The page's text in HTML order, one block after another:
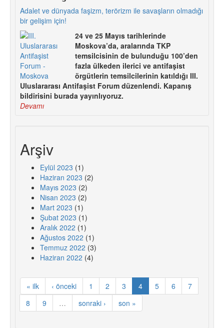
Adalet ve dünyada faşizm, terörizm ile savaşların olmadığı
bir gelişim için!
24 ve 25 Mayıs tarihlerinde
Moskova’da, aralarında TKP
temsilcisinin de bulunduğu 100’den
fazla ülkeden ilerici ve antifaşist
örgütlerin temsilcilerinin katıldığı III.
Uluslararası Antifaşist Forum düzenlendi. Kapanış
bildirisini burada yayınlıyoruz.
Devamı
Arşiv
Eylül 2023 (1)
Haziran 2023 (2)
Mayıs 2023 (2)
Nisan 2023 (2)
Mart 2023 (1)
Şubat 2023 (1)
Aralık 2022 (1)
Ağustos 2022 (1)
Temmuz 2022 (3)
Haziran 2022 (4)
« ilk ‹ önceki 1 2 3 4 5 6
7
8
9 … sonraki › son »